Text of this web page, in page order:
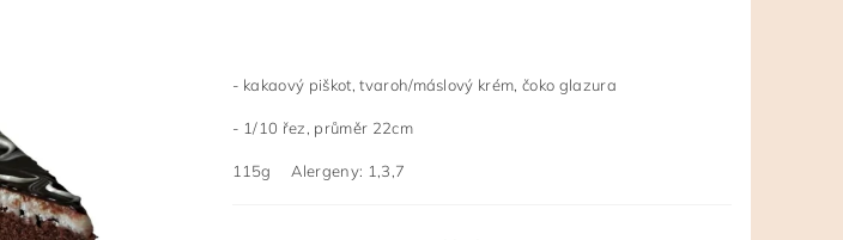
- kakaový piškot, tvaroh/máslový krém, čoko glazura
- 1/10 řez, průměr 22cm
115g Alergeny: 1,3,7